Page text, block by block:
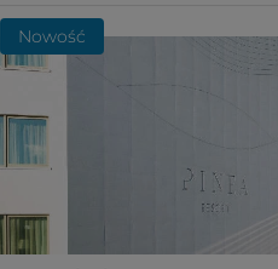
Nowość